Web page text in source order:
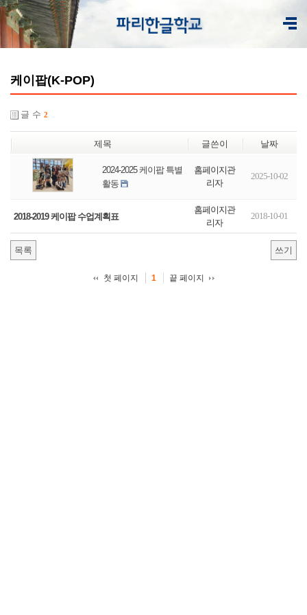
케이팝(K-POP)
글 수 2
제목 글쓴이 날짜
2024-2025 케이팝 특별
활동
홈페이지관
리자
2025-10-02
2018-2019 케이팝 수업계획표
홈페이지관
리자
2018-10-01
목록 쓰기
첫 페이지 1 끝 페이지